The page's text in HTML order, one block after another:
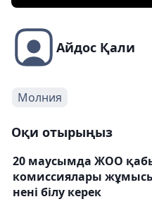
Айдос Қали
Молния
Оқи отырыңыз
20 маусымда ЖОО
комиссиялары
нені білу керек